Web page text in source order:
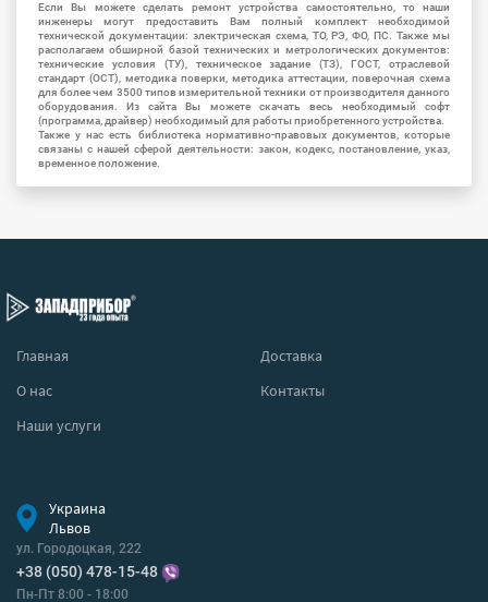
Если Вы можете сделать ремонт устройства самостоятельно, то наши
инженеры могут предоставить Вам полный комплект необходимой
технической документации: электрическая схема, ТО, РЭ, ФО, ПС. Также мы
располагаем обширной базой технических и метрологических документов:
технические условия (ТУ), техническое задание (ТЗ), ГОСТ, отраслевой
стандарт (ОСТ), методика поверки, методика аттестации, поверочная схема
для более чем 3500 типов измерительной техники от производителя данного
оборудования. Из сайта Вы можете скачать весь необходимый софт
(программа, драйвер) необходимый для работы приобретенного устройства.
Также у нас есть библиотека нормативно-правовых документов, которые
связаны с нашей сферой деятельности: закон, кодекс, постановление, указ,
временное положение.
Главная
Доставка
О нас
Контакты
Наши услуги
Украина
Львов
ул. Городоцкая, 222
+38 (050) 478-15-48
Пн-Пт 8:00 - 18:00